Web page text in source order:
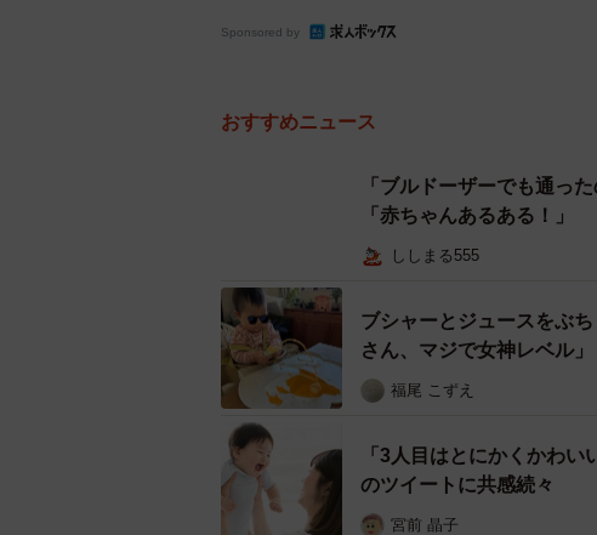
や？お腹診せてね～」って言うからやっ
れてる！誤飲しちゃうやばい！！って焦っ
リプ欄には、同様の微笑ましいエピソード
ぷくぷく指はもちろん、輪ゴムをはめたような
Sponsored by
おすすめニュース
「ブルドーザーでも通っ
「赤ちゃんあるある！」
ししまる555
ブシャーとジュースをぶ
さん、マジで女神レベル」
福尾 こずえ
「3人目はとにかくかわ
のツイートに共感続々
宮前 晶子